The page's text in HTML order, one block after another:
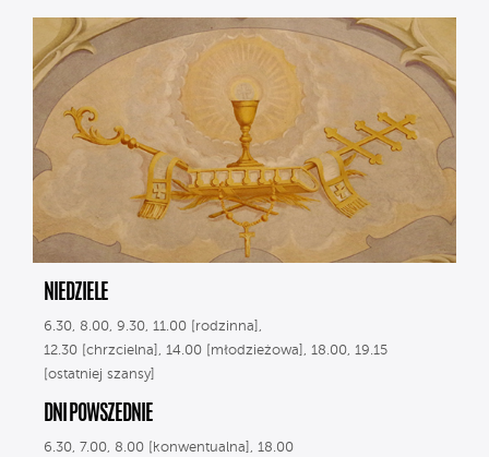
NIEDZIELE
6.30, 8.00, 9.30, 11.00 [rodzinna],
12.30 [chrzcielna], 14.00 [młodzieżowa], 18.00, 19.15
[ostatniej szansy]
DNI POWSZEDNIE
6.30, 7.00, 8.00 [konwentualna], 18.00